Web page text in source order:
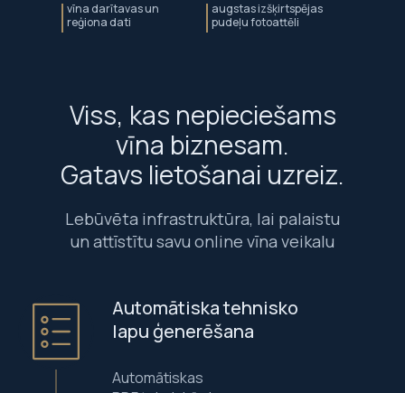
augstas izšķirtspējas
pudeļu fotoattēli
vīna darītavas un
reģiona dati
Viss, kas nepieciešams
vīna biznesam.
Gatavs lietošanai uzreiz.
Lebūvēta infrastruktūra, lai palaistu
un attīstītu savu online vīna veikalu
Automātiska tehnisko
lapu ģenerēšana
Automātiskas